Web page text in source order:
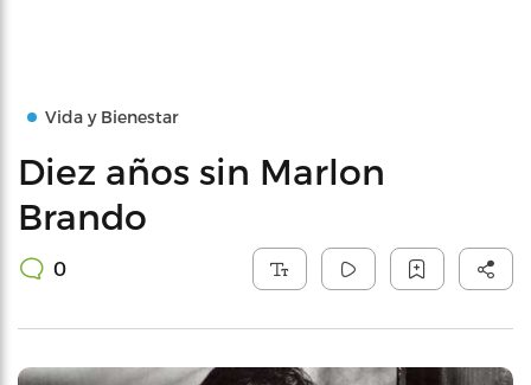
Vida y Bienestar
Diez años sin Marlon
Brando
0